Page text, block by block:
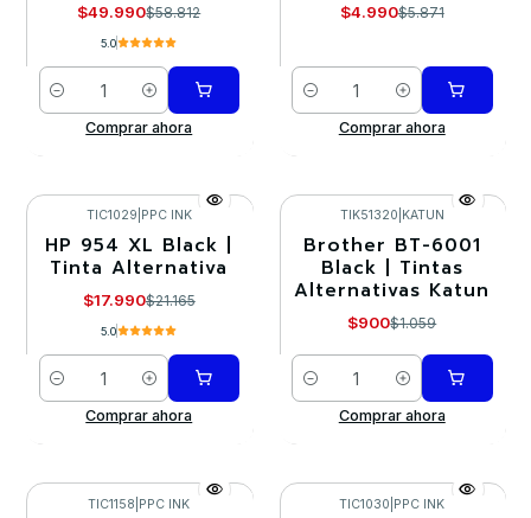
$49.990$58.812
5.0
Cantidad
Comprar ahora
$4.990$5.871
Cantidad
Comprar ahora
-15%
TIC1029 PPC INK
HP 954 XL Black |
Tinta Alternativa
$17.990$21.165
5.0
Cantidad
Comprar ahora
-15%
TIK51320 KATUN
Brother BT-6001
Black | Tintas
Alternativas Katun
$900$1.059
Cantidad
Comprar ahora
TIC1158 PPC INK TIC1030 PPC INK